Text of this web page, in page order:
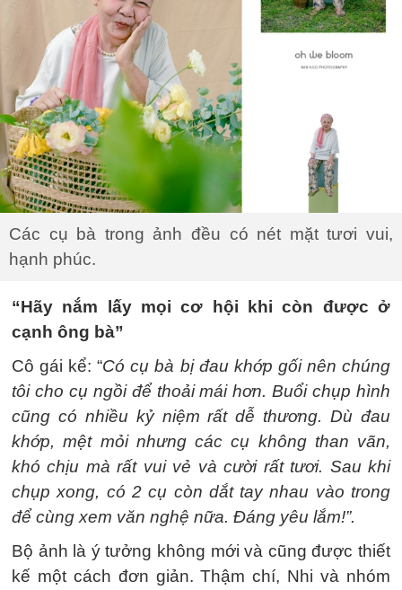
Các cụ bà trong ảnh đều có nét mặt tươi vui,
hạnh phúc.
“Hãy nắm lấy mọi cơ hội khi còn được ở
cạnh ông bà”
Cô gái kể: “Có cụ bà bị đau khớp gối nên chúng
tôi cho cụ ngồi để thoải mái hơn. Buổi chụp hình
cũng có nhiều kỷ niệm rất dễ thương. Dù đau
khớp, mệt mỏi nhưng các cụ không than vãn,
khó chịu mà rất vui vẻ và cười rất tươi. Sau khi
chụp xong, có 2 cụ còn dắt tay nhau vào trong
để cùng xem văn nghệ nữa. Đáng yêu lắm!”.
Bộ ảnh là ý tưởng không mới và cũng được thiết
kế một cách đơn giản. Thậm chí, Nhi và nhóm